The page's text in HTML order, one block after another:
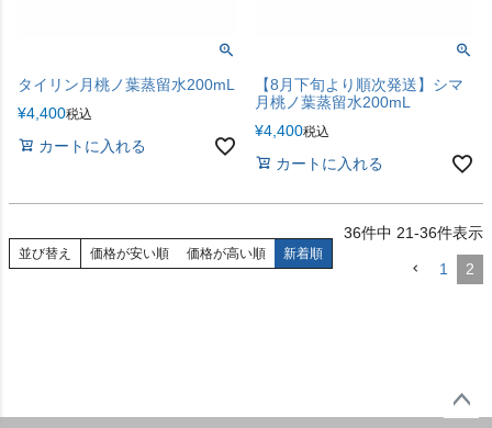
タイリン月桃ノ葉蒸留水200mL
¥4,400税込
カートに入れる
【8月下旬より順次発送】シマ
月桃ノ葉蒸留水200mL
¥4,400税込
カートに入れる
並び替え 価格が安い順 価格が高い順 新着順
36件中 21-36件表示
1 2